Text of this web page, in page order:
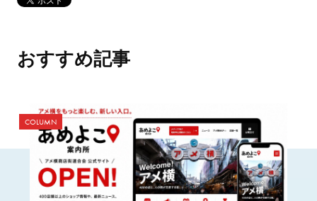
おすすめ記事
COLUMN